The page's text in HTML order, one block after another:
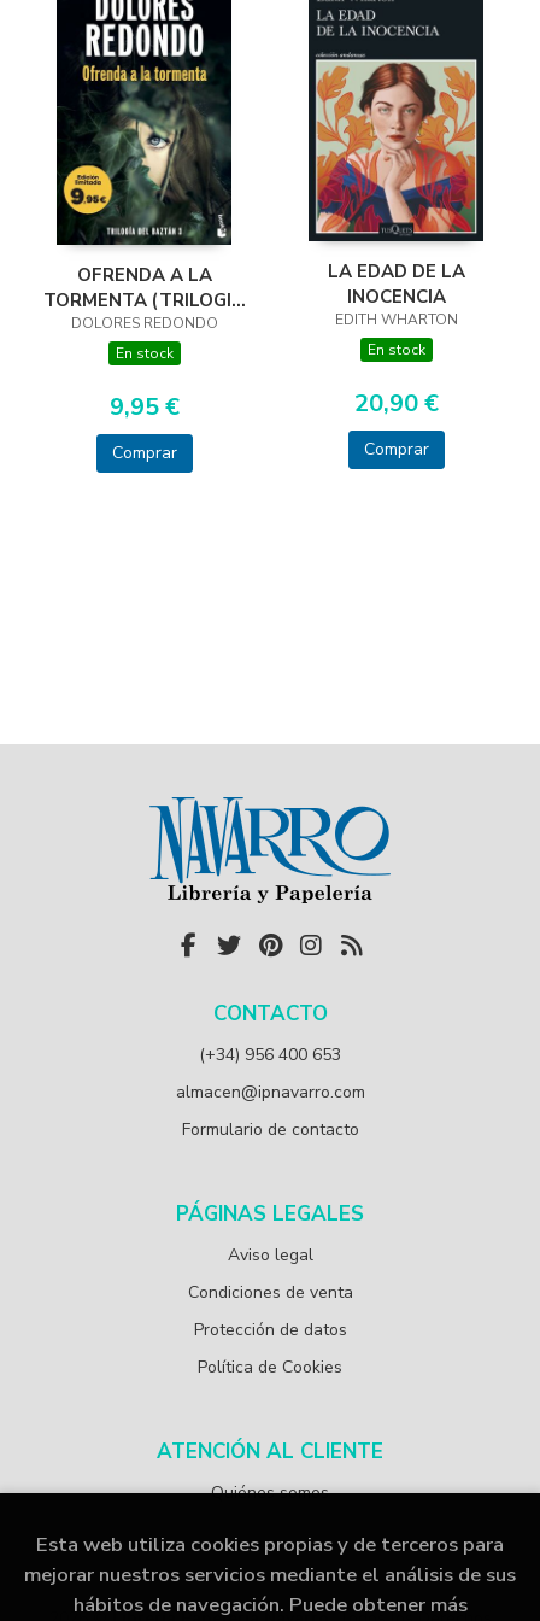
OFRENDA A LA
TORMENTA (TRILOGIA
DEL BAZTAN, 3)
DOLORES REDONDO
En stock
9,95 €
Comprar
LA EDAD DE LA
INOCENCIA
EDITH WHARTON
En stock
20,90 €
Comprar
CONTACTO
(+34) 956 400 653
almacen@ipnavarro.com
Formulario de contacto
PÁGINAS LEGALES
Aviso legal
Condiciones de venta
Protección de datos
Política de Cookies
ATENCIÓN AL CLIENTE
Quiénes somos
Esta web utiliza cookies propias y de terceros para
mejorar nuestros servicios mediante el análisis de sus
hábitos de navegación. Puede obtener más